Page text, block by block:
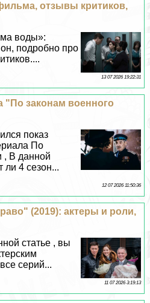
отзывы критиков,
воды»:
подробно про
13 07 2026 19:22:31
"По законам военного
показ
По
, В данной
ли 4 сезон...
12 07 2026 11:50:36
(2019): актеры и роли,
статье , вы
серий...
11 07 2026 3:19:13